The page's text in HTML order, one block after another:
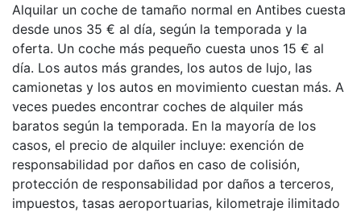
Alquilar un coche de tamaño normal en Antibes cuesta
desde unos 35 € al día, según la temporada y la
oferta. Un coche más pequeño cuesta unos 15 € al
día. Los autos más grandes, los autos de lujo, las
camionetas y los autos en movimiento cuestan más. A
veces puedes encontrar coches de alquiler más
baratos según la temporada. En la mayoría de los
casos, el precio de alquiler incluye: exención de
responsabilidad por daños en caso de colisión,
protección de responsabilidad por daños a terceros,
impuestos, tasas aeroportuarias, kilometraje ilimitado